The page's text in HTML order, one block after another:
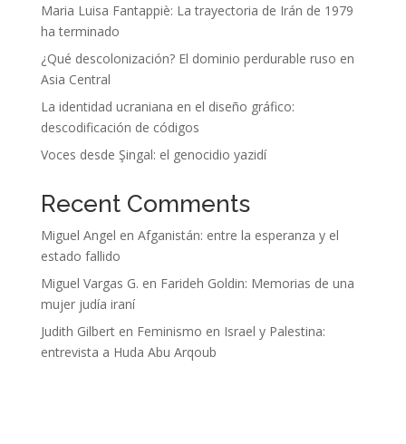
Maria Luisa Fantappiè: La trayectoria de Irán de 1979
ha terminado
¿Qué descolonización? El dominio perdurable ruso en
Asia Central
La identidad ucraniana en el diseño gráfico:
descodificación de códigos
Voces desde Şingal: el genocidio yazidí
Recent Comments
Miguel Angel en Afganistán: entre la esperanza y el
estado fallido
Miguel Vargas G. en Farideh Goldin: Memorias de una
mujer judía iraní
Judith Gilberten Feminismo en Israel y Palestina:
entrevista a Huda Abu Arqoub